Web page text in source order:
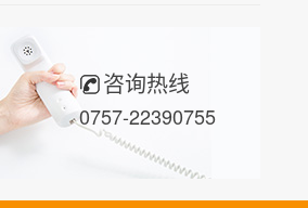
咨询热线
0757-22390755